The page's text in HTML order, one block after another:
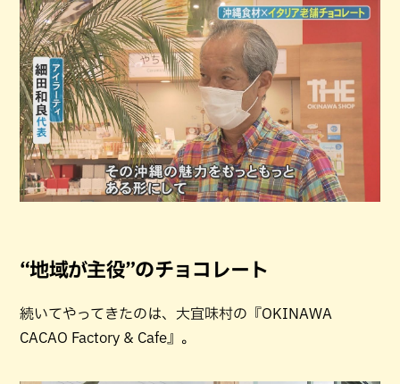
“地域が主役”のチョコレート
続いてやってきたのは、大宜味村の『OKINAWA
CACAO Factory & Cafe』。